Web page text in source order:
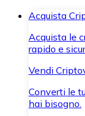
Acquista
Acquista le
rapido e
Vendi
Converti le
hai bisogno.